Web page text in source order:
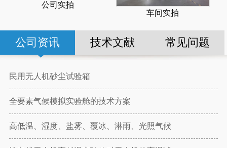
公司实拍
车间实拍
公司资讯 技术文献 常见问题
民用无人机砂尘试验箱
全要素气候模拟实验舱的技术方案
高低温、湿度、盐雾、覆冰、淋雨、光照气候